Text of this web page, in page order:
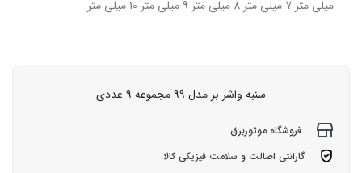
میلی متر 7 میلی متر 8 میلی متر 9 میلی متر 10 میلی متر
سنبه واشر بر مدل 99 مجموعه 9 عددی
فروشگاه موتوربرق
گارانتی اصالت و سلامت فیزیکی کالا